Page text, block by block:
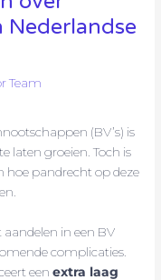
Nederlandse
Team
(BV’s) is
laten groeien. Toch is
hoe pandrecht op deze
in een BV
complicaties.
eenextra laag